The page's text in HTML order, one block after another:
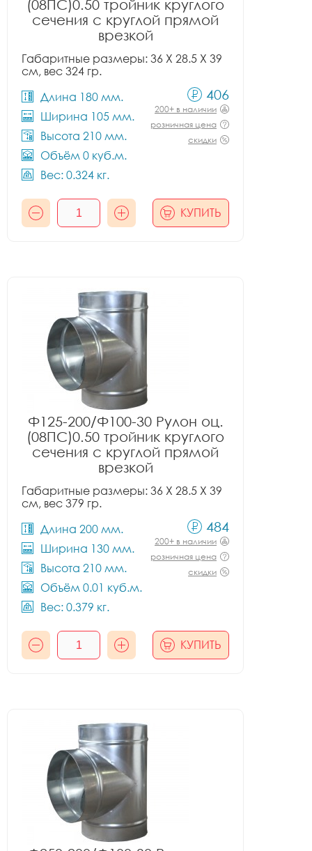
(08ПС)0.50 тройник круглого
сечения с круглой прямой
врезкой
Габаритные размеры: 36 X 28.5 X 39
см, вес 324 гр.
Длина 180 мм.
Ширина 105 мм.
Высота 210 мм.
Объём 0 куб.м.
Вес: 0.324 кг.
406
200+ в наличии
розничная цена
скидки
КУПИТЬ
Ф125-200/Ф100-30 Рулон оц.
(08ПС)0.50 тройник круглого
сечения с круглой прямой
врезкой
Габаритные размеры: 36 X 28.5 X 39
см, вес 379 гр.
Длина 200 мм.
Ширина 130 мм.
Высота 210 мм.
Объём 0.01 куб.м.
Вес: 0.379 кг.
484
200+ в наличии
розничная цена
скидки
КУПИТЬ